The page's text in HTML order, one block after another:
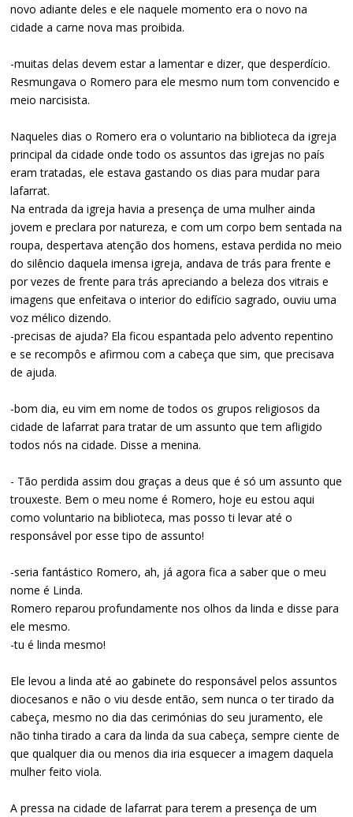
novo adiante deles e ele naquele momento era o novo na
cidade a carne nova mas proibida.
-muitas delas devem estar a lamentar e dizer, que desperdício.
Resmungava o Romero para ele mesmo num tom convencido e
meio narcisista.
Naqueles dias o Romero era o voluntario na biblioteca da igreja
principal da cidade onde todo os assuntos das igrejas no país
eram tratadas, ele estava gastando os dias para mudar para
lafarrat.
Na entrada da igreja havia a presença de uma mulher ainda
jovem e preclara por natureza, e com um corpo bem sentada na
roupa, despertava atenção dos homens, estava perdida no meio
do silêncio daquela imensa igreja, andava de trás para frente e
por vezes de frente para trás apreciando a beleza dos vitrais e
imagens que enfeitava o interior do edifício sagrado, ouviu uma
voz mélico dizendo.
-precisas de ajuda? Ela ficou espantada pelo advento repentino
e se recompôs e afirmou com a cabeça que sim, que precisava
de ajuda.
-bom dia, eu vim em nome de todos os grupos religiosos da
cidade de lafarrat para tratar de um assunto que tem afligido
todos nós na cidade. Disse a menina.
- Tão perdida assim dou graças a deus que é só um assunto que
trouxeste. Bem o meu nome é Romero, hoje eu estou aqui
como voluntario na biblioteca, mas posso ti levar até o
responsável por esse tipo de assunto!
-seria fantástico Romero, ah, já agora fica a saber que o meu
nome é Linda.
Romero reparou profundamente nos olhos da linda e disse para
ele mesmo.
-tu é linda mesmo!
Ele levou a linda até ao gabinete do responsável pelos assuntos
diocesanos e não o viu desde então, sem nunca o ter tirado da
cabeça, mesmo no dia das cerimónias do seu juramento, ele
não tinha tirado a cara da linda da sua cabeça, sempre ciente de
que qualquer dia ou menos dia iria esquecer a imagem daquela
mulher feito viola.
A pressa na cidade de lafarrat para terem a presença de um